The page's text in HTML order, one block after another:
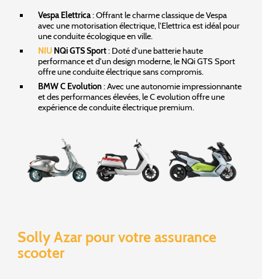
Vespa Elettrica: Offrant le charme classique de Vespa
avec une motorisation électrique, l'Elettrica est idéal pour
une conduite écologique en ville.
NIU NQi GTS Sport: Doté d'une batterie haute
performance et d'un design moderne, le NQi GTS Sport
offre une conduite électrique sans compromis.
BMW C Evolution: Avec une autonomie impressionnante
et des performances élevées, le C evolution offre une
expérience de conduite électrique premium.
Solly Azar pour votre assurance
scooter